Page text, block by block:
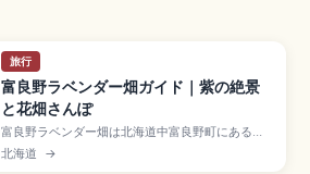
旅行
富良野ラベンダー畑ガイド｜紫の絶景
と花畑さんぽ
富良野ラベンダー畑は北海道中富良野町にある夏
の風物詩で、十勝岳連峰を背景に紫のじゅうたん
が広がる花畑です。1976年に国鉄カレンダーで紹
北海道 →